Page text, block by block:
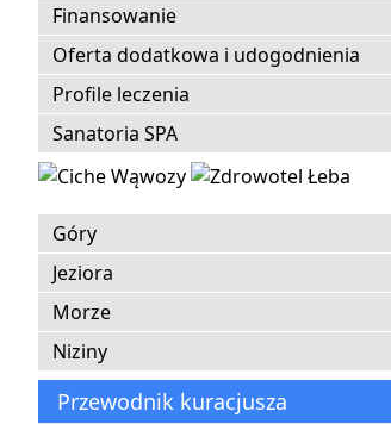
Finansowanie
Oferta dodatkowa i udogodnienia
Profile leczenia
Sanatoria SPA
Góry
Jeziora
Morze
Niziny
Przewodnik kuracjusza